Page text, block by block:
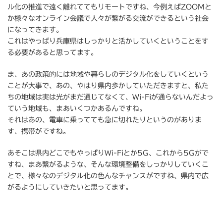
ル化の推進で遠く離れててもリモートですね、今例えばZOOMと
か様々なオンライン会議で人々が繋がる交流ができるという社会
になってきます。
これはやっぱり兵庫県はしっかりと活かしていくということをす
る必要があると思ってます。
ま、あの政策的には地域や暮らしのデジタル化をしていくという
ことが大事で、あの、やはり県内歩かしていただきますと、私た
ちの地域は実は光がまだ通じてなくて、Wi-Fiが通らないんだよっ
ていう地域も、まあいくつかあるんですね。
それはあの、電車に乗ってても急に切れたりというのがありま
す、携帯がですね。
あそこは県内どこでもやっぱりWi-Fiとか5G、これから5Gがで
すね、まあ繋がるような、そんな環境整備をしっかりしていくこ
とで、様々なのデジタル化の色んなチャンスがですね、県内で広
がるようにしていきたいと思ってます。